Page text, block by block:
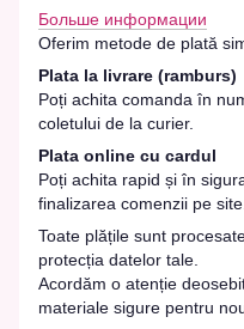
Больше информации
Oferim metode de plată
Plata la livrare (ramburs)
Poți achita comanda în
coletului de la curier.
Plata online cu cardul
Poți achita rapid și în
finalizarea comenzii pe site.
Toate plățile sunt
protecția datelor tale.
Acordăm o atenție
materiale sigure pentru